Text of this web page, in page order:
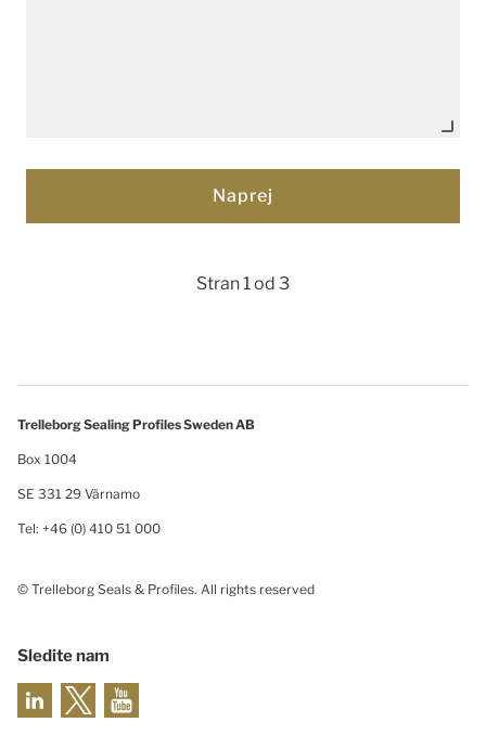
Stran 1 od 3
Trelleborg Sealing Profiles Sweden AB
Box 1004
SE 331 29 Värnamo
Tel: +46 (0) 410 51 000
© Trelleborg Seals & Profiles. All rights reserved
Sledite nam